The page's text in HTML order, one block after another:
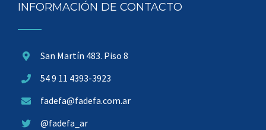
INFORMACIÓN DE CONTACTO
San Martín 483. Piso 8
54 9 11 4393-3923
fadefa@fadefa.com.ar
@fadefa_ar